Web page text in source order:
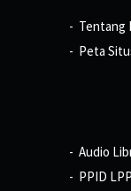
Tentang
Peta
Audio
PPID